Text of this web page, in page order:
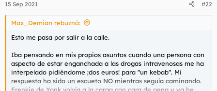
e
s
15 Sep 2021 #22
Max_Demian rebuznó:
Esto me pasa por salir a la calle.
Iba pensando en mis propios asuntos cuando una persona con
aspecto de estar enganchada a las drogas intravenosas me ha
interpelado pidiéndome ¡dos euros! para "un kebab". Mi
respuesta ha sido un escueto NO mientras seguía caminando.
Frenkie de Yonk volvía a la carga con cara de pena y ya he